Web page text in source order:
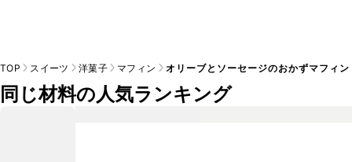
TOP スイーツ 洋菓子 マフィン オリーブとソーセージのおかずマフィン
同じ材料の人気ランキング